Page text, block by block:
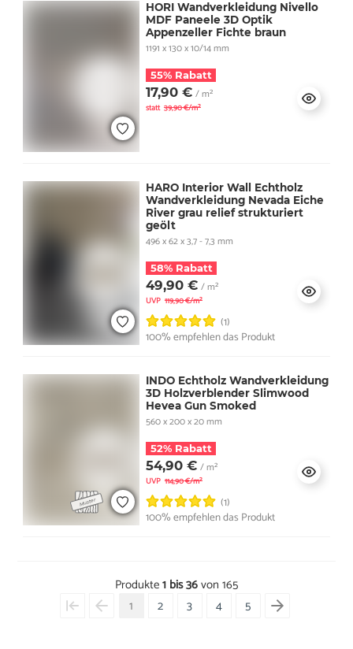
HORI Wandverkleidung Nivello
MDF Paneele 3D Optik
Appenzeller Fichte braun
1191 x 130 x 10/14 mm
55% Rabatt
17,90 € / m²
statt 39,90 €/m²
HARO Interior Wall Echtholz
Wandverkleidung Nevada Eiche
River grau relief strukturiert
geölt
496 x 62 x 3,7 - 7,3 mm
58% Rabatt
49,90 € / m²
UVP 119,90 €/m²
(1)
100% empfehlen das Produkt
INDO Echtholz Wandverkleidung
3D Holzverblender Slimwood
Hevea Gun Smoked
560 x 200 x 20 mm
52% Rabatt
54,90 € / m²
UVP 114,90 €/m²
(1)
100% empfehlen das Produkt
Produkte1 bis 36von 165
1
2 3 4 5